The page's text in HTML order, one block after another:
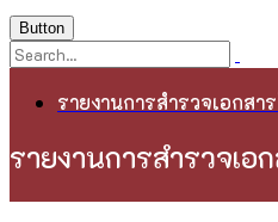
Button
รายงานการสำรวจเอกสา
รายงานการสำรวจเอ